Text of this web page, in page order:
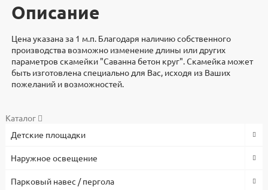
Описание
Цена указана за 1 м.п. Благодаря наличию собственного
производства возможно изменение длины или других
параметров скамейки "Саванна бетон круг". Скамейка может
быть изготовлена специально для Вас, исходя из Ваших
пожеланий и возможностей.
Дополнительно
Скамейка "Саванна бетон круг" разработали и изготавливают
1000x1000.
Работаем по договорам.
Документы
Документы
3d модели для проектировщиков
Видеоинструкция
Характеристики
Высота, мм
Длина, мм
Ширина, мм
Каталог
Детские площадки
Наружное освещение
Парковый навес / пергола